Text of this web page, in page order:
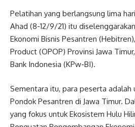
Pelatihan yang berlangsung lima
Ahad (8-12/9/21) itu
Ekonomi Bisnis Pesantren
Product (OPOP) Provinsi Jawa
Bank Indonesia (KPw-BI).
Sementara itu, para peserta adalah
Pondok Pesantren di Jawa Timur.
yang fokus untuk Ekosistem Hulu